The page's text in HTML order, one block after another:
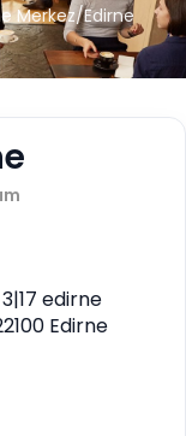
Merkez/Edirne
edirne
Edirne